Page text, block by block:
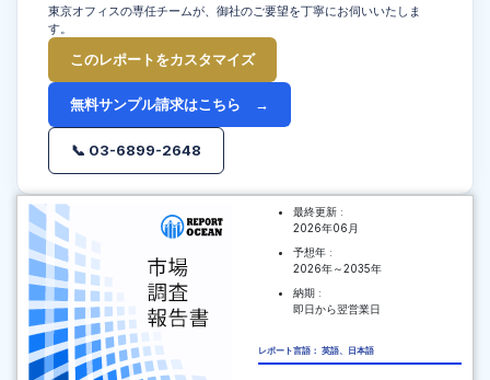
東京オフィスの専任チームが、御社のご要望を丁寧にお伺いいたしま
す。
このレポートをカスタマイズ
無料サンプル請求はこちら →
📞 03-6899-2648
最終更新 :
2026年06月
予想年 :
2026年～2035年
納期 :
即日から翌営業日
レポート言語： 英語、日本語